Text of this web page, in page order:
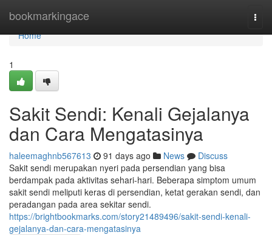
bookmarkingace
Home
Home
1
Sakit Sendi: Kenali Gejalanya
dan Cara Mengatasinya
haleemaghnb567613 91 days ago News
Discuss
Sakit sendi merupakan nyeri pada persendian yang bisa
berdampak pada aktivitas sehari-hari. Beberapa simptom umum
sakit sendi meliputi keras di persendian, ketat gerakan sendi, dan
peradangan pada area sekitar sendi.
https://brightbookmarks.com/story21489496/sakit-sendi-kenali-
gejalanya-dan-cara-mengatasinya